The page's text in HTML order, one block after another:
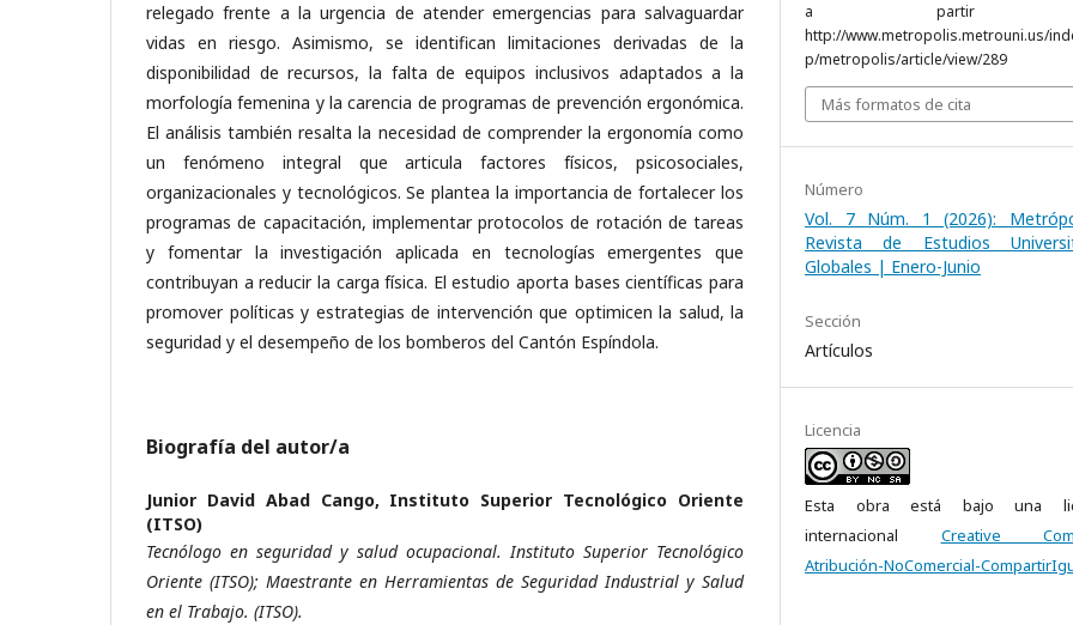
relegado frente a la urgencia de atender emergencias para salvaguardar
vidas en riesgo. Asimismo, se identifican limitaciones derivadas de la
disponibilidad de recursos, la falta de equipos inclusivos adaptados a la
morfología femenina y la carencia de programas de prevención ergonómica.
El análisis también resalta la necesidad de comprender la ergonomía como
un fenómeno integral que articula factores físicos, psicosociales,
organizacionales y tecnológicos. Se plantea la importancia de fortalecer los
programas de capacitación, implementar protocolos de rotación de tareas
y fomentar la investigación aplicada en tecnologías emergentes que
contribuyan a reducir la carga física. El estudio aporta bases científicas para
promover políticas y estrategias de intervención que optimicen la salud, la
seguridad y el desempeño de los bomberos del Cantón Espíndola.
Biografía del autor/a
Junior David Abad Cango, Instituto Superior Tecnológico Oriente
(ITSO)
Tecnólogo en seguridad y salud ocupacional. Instituto Superior Tecnológico
Oriente (ITSO); Maestrante en Herramientas de Seguridad Industrial y Salud
en el Trabajo. (ITSO).
a partir
http://www.metropolis.metrouni.us/
p/metropolis/article/view/289
Más formatos de cita
Número
Vol. 7 Núm. 1 (2026):
Revista de Estudios
Globales | Enero-Junio
Sección
Artículos
Licencia
Esta obra está bajo una
internacional Creative
Atribución-NoComercial-